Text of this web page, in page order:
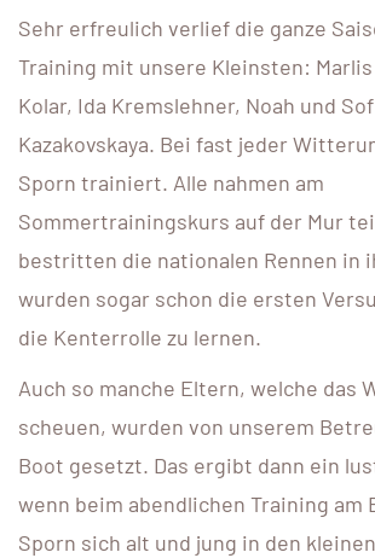
Sehr erfreulich verlief die ganze
Training mit unsere Kleinsten: Marlis
Kolar, Ida Kremslehner, Noah und
Kazakovskaya. Bei fast jeder
Sporn trainiert. Alle nahmen am
Sommertrainingskurs auf der Mur
bestritten die nationalen Rennen in
wurden sogar schon die ersten
die Kenterrolle zu lernen.
Auch so manche Eltern, welche das
scheuen, wurden von unserem
Boot gesetzt. Das ergibt dann ein
wenn beim abendlichen Training
Sporn sich alt und jung in den